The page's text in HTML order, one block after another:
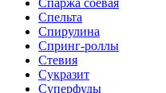
Спельта
Спирулина
Спринг-роллы
Стевия
Сукразит
Суперфуды